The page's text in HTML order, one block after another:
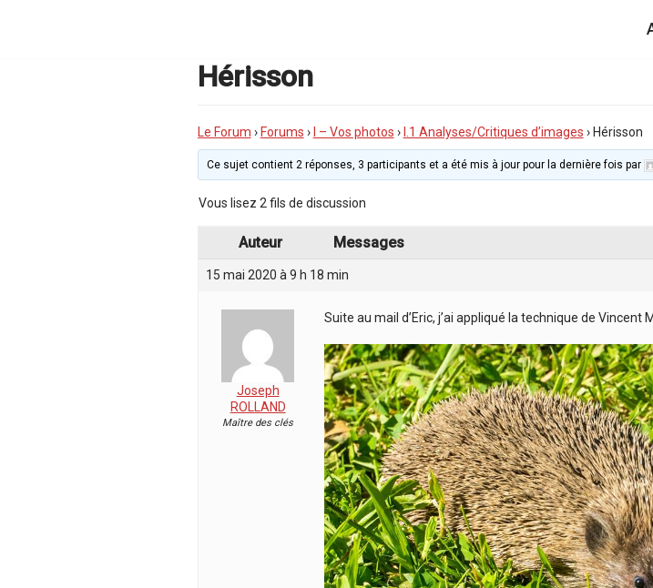
Hérisson
Le Forum › Forums › I – Vos photos › I.1 Analyses/Critiques d’images › Hérisson
Ce sujet contient 2 réponses, 3 participants et a été mis à jour pour la dernière fois par
Vous lisez 2 fils de discussion
Auteur Messages
15 mai 2020 à 9 h 18 min
Joseph
ROLLAND
Maître des clés
Suite au mail d’Eric, j’ai appliqué la technique de